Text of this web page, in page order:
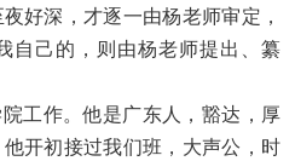
好深，才逐一由杨老师审定，
自己的，则由杨老师提出、纂
工作。他是广东人，豁达，厚
开初接过我们班，大声公，时